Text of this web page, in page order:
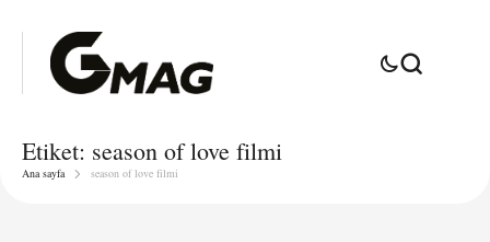
Etiket: season of love filmi
Ana sayfa season of love filmi